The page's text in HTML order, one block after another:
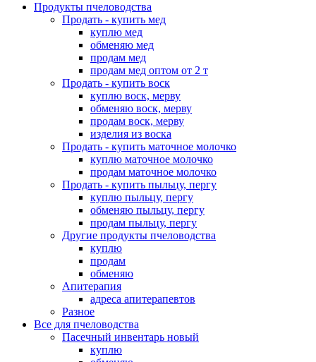
Продукты пчеловодства
Продать - купить мед
куплю мед
обменяю мед
продам мед
продам мед оптом от 2 т
Продать - купить воск
куплю воск, мерву
обменяю воск, мерву
продам воск, мерву
изделия из воска
Продать - купить маточное молочко
куплю маточное молочко
продам маточное молочко
Продать - купить пыльцу, пергу
куплю пыльцу, пергу
обменяю пыльцу, пергу
продам пыльцу, пергу
Другие продукты пчеловодства
куплю
продам
обменяю
Апитерапия
адреса апитерапевтов
Разное
Все для пчеловодства
Пасечный инвентарь новый
куплю